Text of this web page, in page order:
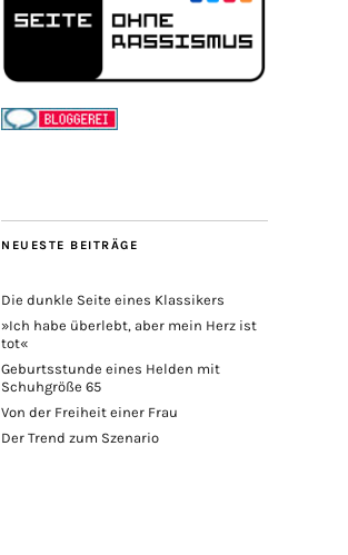
NEUESTE BEITRÄGE
Die dunkle Seite eines Klassikers
»Ich habe überlebt, aber mein Herz ist
tot«
Geburtsstunde eines Helden mit
Schuhgröße 65
Von der Freiheit einer Frau
Der Trend zum Szenario